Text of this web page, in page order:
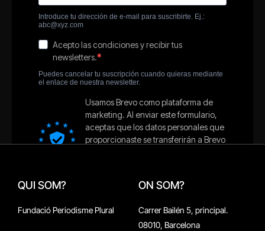
QUI SOM?
Fundació Periodisme Plural
ON SOM?
Carrer Bailén 5, principal.
08010, Barcelona